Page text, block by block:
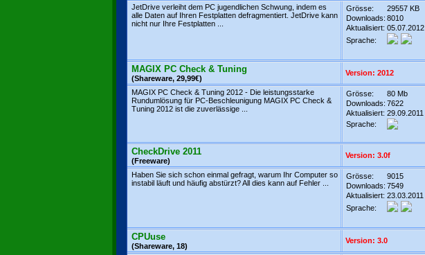
JetDrive verleiht dem PC jugendlichen Schwung, indem es
alle Daten auf Ihren Festplatten defragmentiert. JetDrive kann
nicht nur Ihre Festplatten ...
Grösse:
29557 KB
Downloads: 8010
Aktualisiert: 05.07.2012
Sprache:
MAGIX PC Check & Tuning
(Shareware, 29,99€)
Version: 2012
MAGIX PC Check & Tuning 2012 - Die leistungsstarke
Rundumlösung für PC-Beschleunigung MAGIX PC Check &
Tuning 2012 ist die zuverlässige ...
Grösse:
80 Mb
Downloads: 7622
Aktualisiert: 29.09.2011
Sprache:
CheckDrive 2011
(Freeware)
Version: 3.0f
Haben Sie sich schon einmal gefragt, warum Ihr Computer so
instabil läuft und häufig abstürzt? All dies kann auf Fehler ...
Grösse:
9015
Downloads: 7549
Aktualisiert: 23.03.2011
Sprache:
CPUuse
(Shareware, 18)
Version: 3.0